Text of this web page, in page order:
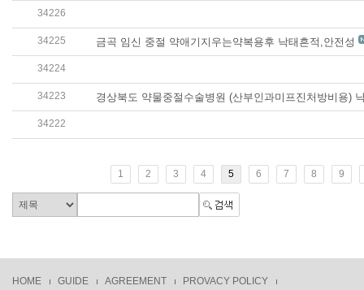
34226
34225 금곡 임신 중절 약애기지우는약복용후 낙태흔적,안전성
34224
34223 경상북도 약물중절수술병원 (산부인과미프진처방비용)
34222
1 2 3 4 5 6 7 8 9
HOME GUIDE AGREEMENT
PROVACY POLICY